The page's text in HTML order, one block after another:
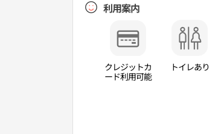
利用案内
クレジットカ
ード利用可能
トイレあり